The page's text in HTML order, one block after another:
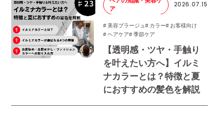
ア
2026.07.15
# 美容プラージュ# カラー# お客様向け
# ヘアケア# 季節ケア
【透明感・ツヤ・手触り
を叶えたい方へ】イルミ
ナカラーとは？特徴と夏
におすすめの髪色を解説